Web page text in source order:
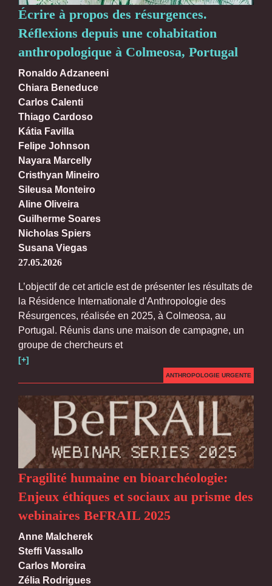
Écrire à propos des résurgences.
Réflexions depuis une cohabitation
anthropologique à Colmeosa, Portugal
Ronaldo Adzaneeni
Chiara Beneduce
Carlos Calenti
Thiago Cardoso
Kátia Favilla
Felipe Johnson
Nayara Marcelly
Cristhyan Mineiro
Sileusa Monteiro
Aline Oliveira
Guilherme Soares
Nicholas Spiers
Susana Viegas
27.05.2026
L’objectif de cet article est de présenter les résultats de
la Résidence Internationale d’Anthropologie des
Résurgences, réalisée en 2025, à Colmeosa, au
Portugal. Réunis dans une maison de campagne, un
groupe de chercheurs et
[+]
ANTHROPOLOGIE URGENTE
Fragilité humaine en bioarchéologie:
Enjeux éthiques et sociaux au prisme des
webinaires BeFRAIL 2025
Anne Malcherek
Steffi Vassallo
Carlos Moreira
Zélia Rodrigues